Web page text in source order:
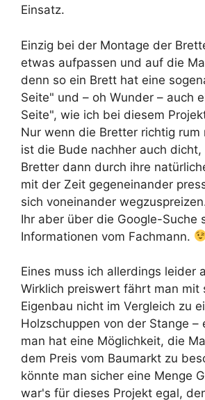
Einsatz.
Einzig bei der Montage der
etwas aufpassen und auf die
denn so ein Brett hat eine
Seite" und – oh Wunder – auch
Seite", wie ich bei diesem
Nur wenn die Bretter richtig
ist die Bude nachher auch
Bretter dann durch ihre
mit der Zeit gegeneinander
sich voneinander
Ihr aber über die Google-Suche
Informationen vom Fachmann.
Eines muss ich allerdings leider
Wirklich preiswert fährt man mit
Eigenbau nicht im Vergleich zu
Holzschuppen von der Stange –
man hat eine Möglichkeit, die
dem Preis vom Baumarkt zu
könnte man sicher eine Menge
war's für dieses Projekt egal,